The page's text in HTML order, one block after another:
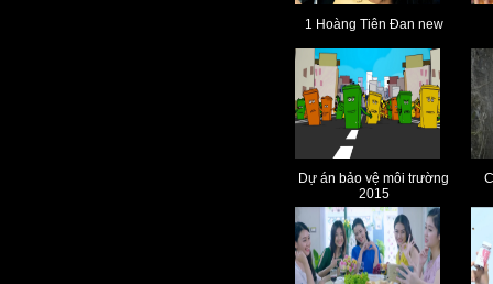
1 Hoàng Tiên Đan new
Dự án bảo vệ môi trường
2015